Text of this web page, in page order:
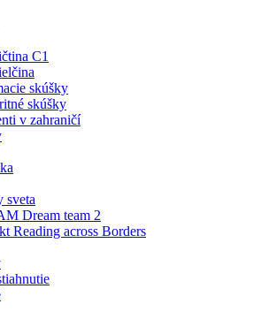
C1
skúšky
skúšky
v zahraničí
sveta
Dream team 2
Reading across Borders